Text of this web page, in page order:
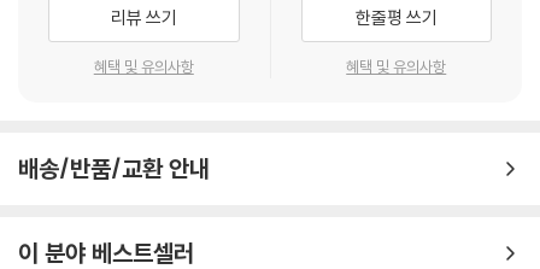
리뷰 쓰기
혜택 및 유의사항
한줄평 쓰기
혜택 및 유의사항
배송/반품/교환 안내
이 분야 베스트셀러